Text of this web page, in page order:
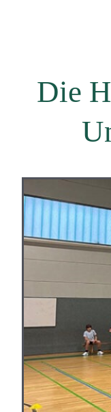
Die